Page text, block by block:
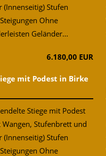
(Innenseitig) Stufen
Ohne
Geländer...
6.180,00 EUR
mit Podest in Birke
Stiege mit Podest
Stufenbrett und
(Innenseitig) Stufen
Ohne